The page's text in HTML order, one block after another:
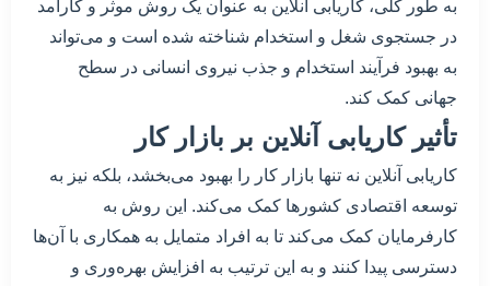
به طور کلی، کاریابی آنلاین به عنوان یک روش موثر و کارآمد
در جستجوی شغل و استخدام شناخته شده است و می‌تواند
به بهبود فرآیند استخدام و جذب نیروی انسانی در سطح
جهانی کمک کند.
تأثیر کاریابی آنلاین بر بازار کار
کاریابی آنلاین نه تنها بازار کار را بهبود می‌بخشد، بلکه نیز به
توسعه اقتصادی کشورها کمک می‌کند. این روش به
کارفرمایان کمک می‌کند تا به افراد متمایل به همکاری با آن‌ها
دسترسی پیدا کنند و به این ترتیب به افزایش بهره‌وری و